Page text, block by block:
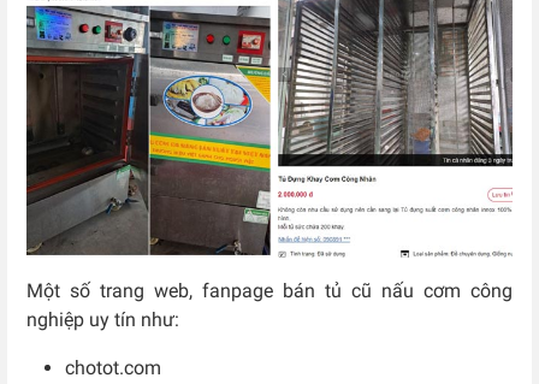
Một số trang web, fanpage bán tủ cũ nấu cơm công
nghiệp uy tín như:
chotot.com